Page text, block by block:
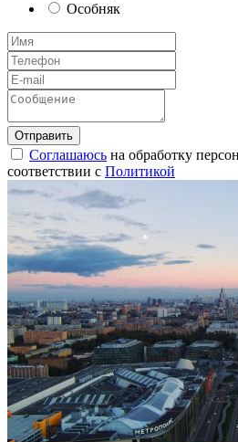
Особняк
Соглашаюсь на обработку
соответствии с Политикой